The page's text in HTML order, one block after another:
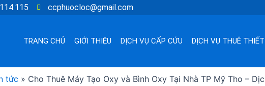
ccphuocloc@gmail.com
TRANG CHỦ GIỚI THIỆU DỊCH VỤ CẤP CỨU DỊCH VỤ THUÊ
tức » Cho Thuê Máy Tạo Oxy và Bình Oxy Tại Nhà TP Mỹ Tho –